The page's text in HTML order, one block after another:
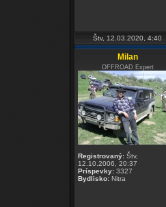
Štv, 12.03.2020, 4:40
Milan
OFFROAD Expert
Registrovaný: Štv,
12.10.2006, 20:37
Príspevky: 3327
Bydlisko: Nitra